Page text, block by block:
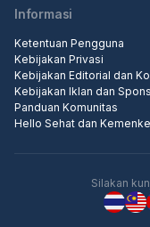
Informasi
Ketentuan Pengguna
Kebijakan Privasi
Kebijakan Editorial dan
Kebijakan Iklan dan
Panduan Komunitas
Hello Sehat dan
Silakan